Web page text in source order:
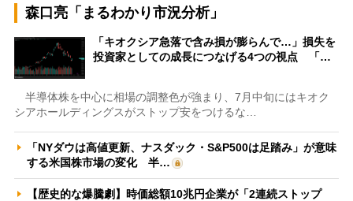
森口亮「まるわかり市況分析」
「キオクシア急落で含み損が膨らんで…」損失を
投資家としての成長につなげる4つの視点 「…
半導体株を中心に相場の調整色が強まり、7月中旬にはキオク
シアホールディングスがストップ安をつけるな…
「NYダウは高値更新、ナスダック・S&P500は足踏み」が意味
する米国株市場の変化 半…
【歴史的な爆騰劇】時価総額10兆円企業が「2連続ストップ